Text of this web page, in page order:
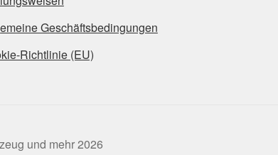
Geschäftsbedingungen
Richtlinie (EU)
und mehr 2026